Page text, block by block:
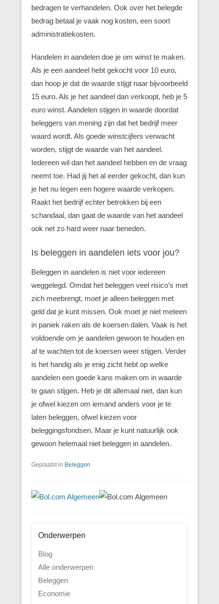
bedragen te verhandelen. Ook over het belegde
bedrag betaal je vaak nog kosten, een soort
administratiekosten.
Handelen in aandelen doe je om winst te maken.
Als je een aandeel hebt gekocht voor 10 euro,
dan hoop je dat de waarde stijgt naar bijvoorbeeld
15 euro. Als je het aandeel dan verkoopt, heb je 5
euro winst. Aandelen stijgen in waarde doordat
beleggers van mening zijn dat het bedrijf meer
waard wordt. Als goede winstcijfers verwacht
worden, stijgt de waarde van het aandeel.
Iedereen wil dan het aandeel hebben en de vraag
neemt toe. Had jij het al eerder gekocht, dan kun
je het nu tegen een hogere waarde verkopen.
Raakt het bedrijf echter betrokken bij een
schandaal, dan gaat de waarde van het aandeel
ook net zo hard weer naar beneden.
Is beleggen in aandelen iets voor jou?
Beleggen in aandelen is niet voor iedereen
weggelegd. Omdat het beleggen veel risico’s met
zich meebrengt, moet je alleen beleggen met
geld dat je kunt missen. Ook moet je niet meteen
in paniek raken als de koersen dalen. Vaak is het
voldoende om je aandelen gewoon te houden en
af te wachten tot de koersen weer stijgen. Verder
is het handig als je enig zicht hebt op welke
aandelen een goede kans maken om in waarde
te gaan stijgen. Heb je dit allemaal niet, dan kun
je ofwel kiezen om iemand anders voor je te
laten beleggen, ofwel kiezen voor
beleggingsfondsen. Maar je kunt natuurlijk ook
gewoon helemaal niet beleggen in aandelen.
Geplaatst in Beleggen
Onderwerpen
Blog
Alle onderwerpen
Beleggen
Economie